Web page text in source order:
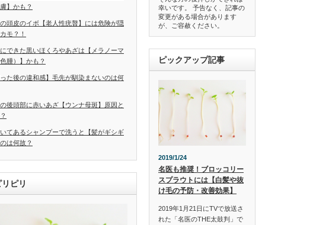
】かも？
頭皮のイボ【老人性疣贅】には危険が隠
モ？！
できた黒いほくろやあざは【メラノーマ
色腫）】かも？
った後の違和感】毛先が馴染まないのは何
後頭部に赤いあざ【ウンナ母斑】原因と
てあるシャンプーで洗うと【髪がギシギ
は何故？
ピリ
幸いです。 予告なく、記事の
変更がある場合があります
が、ご容赦ください。
ピックアップ記事
2019/1/24
名医も推奨！ブロッコリー
スプラウトには【白髪や抜
け毛の予防・改善効果】
2019年1月21日にTVで放送さ
れた「名医のTHE太鼓判」で